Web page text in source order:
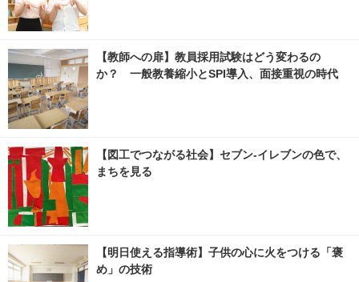
【教師への扉】教員採用試験はどう変わるの
か？ 一般教養縮小とSPI導入、面接重視の時代
【図工でつながる社会】セブン‐イレブンの色で、
まちを見る
【明日使える指導術】子供の心に火をつける「褒
め」の技術